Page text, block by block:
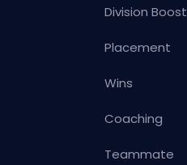
Division Boost
Placement
Wins
Coaching
Teammate